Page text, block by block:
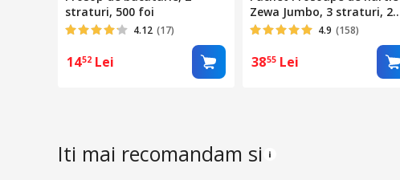
straturi, 500 foi
4.12 (17)
1452 Lei
Zewa Jumbo, 3 straturi, 2
role, 460 foi 4.9 (158)
3855 Lei
Iti mai recomandam si